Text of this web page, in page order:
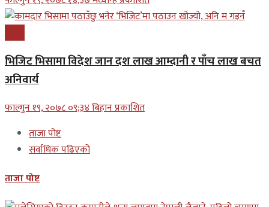
भिजिट भिसामा विदेश जान दश लाख आम्दानी र पाँच लाख बचत
अनिवार्य
फाल्गुन १९, २०७८ ०९;३४ बिहान प्रकाशित
ताजा पोष्ट
सर्वाधिक पढिएको
ताजा पोष्ट